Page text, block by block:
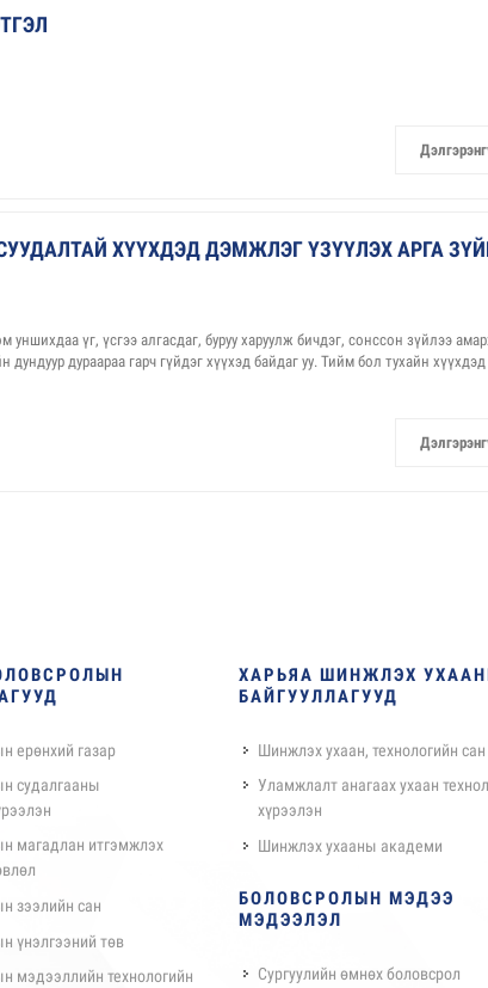
ХҮҮХДЭД ДЭМЖЛЭГ ҮЗҮҮЛЭХ АРГА
үг, үсгээ алгасдаг, буруу харуулж бичдэг, сонссон зүйлээ
дураараа гарч гүйдэг хүүхэд байдаг уу. Тийм бол тухайн
ерөнхий газар
судалгааны
магадлан итгэмжлэх
зээлийн сан
үнэлгээний төв
мэдээллийн технологийн
ХАРЬЯА ШИНЖЛЭХ
БАЙГУУЛЛАГУУД
Шинжлэх ухаан, технологийн сан
Уламжлалт анагаах ухаан
хүрээлэн
Шинжлэх ухааны академи
БОЛОВСРОЛЫН МЭДЭЭ
МЭДЭЭЛЭЛ
Сургуулийн өмнөх боловсрол